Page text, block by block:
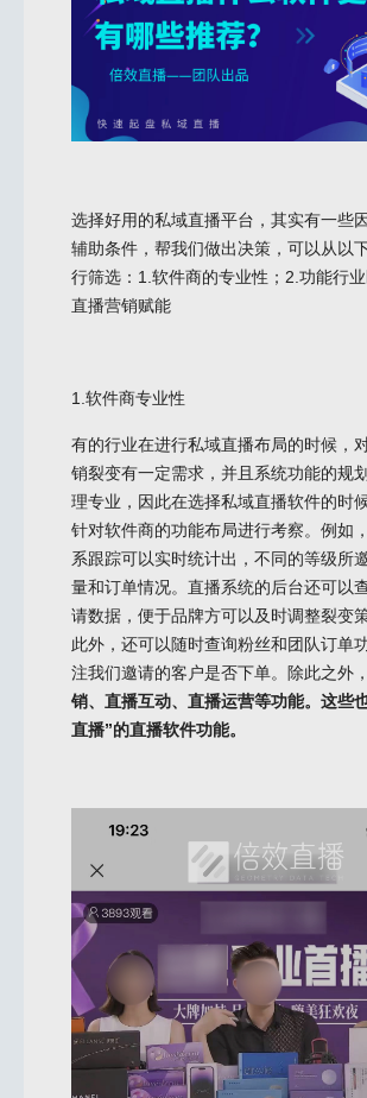
选择好用的私域直播平台，其实有一些
辅助条件，帮我们做出决策，可以从以
行筛选：1.软件商的专业性；2.功能行业
直播营销赋能
1.软件商专业性
有的行业在进行私域直播布局的时候，
销裂变有一定需求，并且系统功能的规
理专业，因此在选择私域直播软件的时
针对软件商的功能布局进行考察。例如
系跟踪可以实时统计出，不同的等级所
量和订单情况。直播系统的后台还可以
请数据，便于品牌方可以及时调整裂变
此外，还可以随时查询粉丝和团队订单
注我们邀请的客户是否下单。除此之外，
销、直播互动、直播运营等功能。这些
直播”的直播软件功能。